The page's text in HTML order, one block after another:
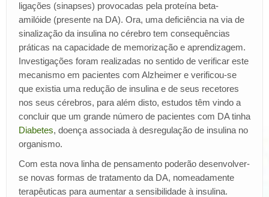
ligações (sinapses) provocadas pela proteína beta-
amilóide (presente na DA). Ora, uma deficiência na via de
sinalização da insulina no cérebro tem consequências
práticas na capacidade de memorização e aprendizagem.
Investigações foram realizadas no sentido de verificar este
mecanismo em pacientes com Alzheimer e verificou-se
que existia uma redução de insulina e de seus recetores
nos seus cérebros, para além disto, estudos têm vindo a
concluir que um grande número de pacientes com DA tinha
Diabetes, doença associada à desregulação de insulina no
organismo.
Com esta nova linha de pensamento poderão desenvolver-
se novas formas de tratamento da DA, nomeadamente
terapêuticas para aumentar a sensibilidade à insulina.